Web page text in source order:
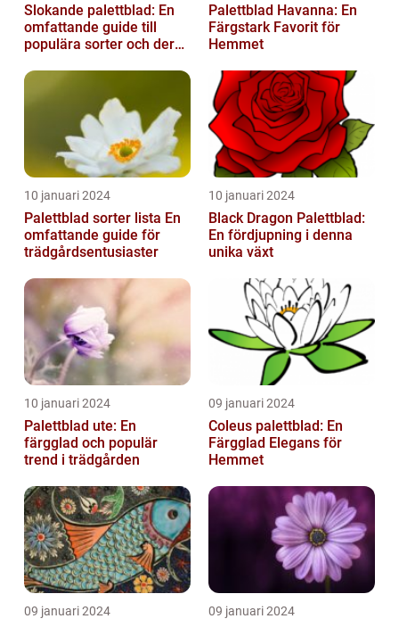
Slokande palettblad: En
omfattande guide till
populära sorter och deras
Palettblad Havanna: En
Färgstark Favorit för
Hemmet
10 januari 2024
Palettblad sorter lista En
omfattande guide för
trädgårdsentusiaster
10 januari 2024
Black Dragon Palettblad:
En fördjupning i denna
unika växt
10 januari 2024
Palettblad ute: En
färgglad och populär
trend i trädgården
09 januari 2024
Coleus palettblad: En
Färgglad Elegans för
Hemmet
09 januari 2024 09 januari 2024